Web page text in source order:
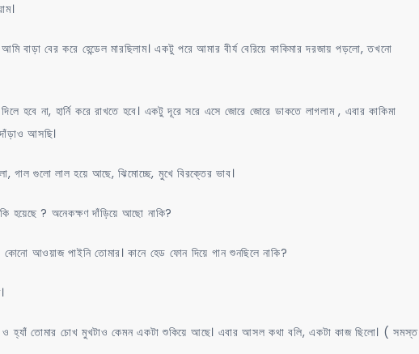
বাড়া বের করে হেন্ডেল মারছিলাম। একটু পরে আমার বীর্য বেরিয়ে কাকিমার দরজায় পড়লো, তখনো
হবে না, হার্নি করে রাখতে হবে। একটু দূরে সরে এসে জোরে জোরে ডাকতে লাগলাম , এবার কাকিমা
আসছি।
গাল গুলো লাল হয়ে আছে, ঝিমোচ্ছে, মুখে বিরক্তের ভাব।
? অনেকক্ষণ দাঁড়িয়ে আছো নাকি?
আওয়াজ পাইনি তোমার। কানে হেড ফোন দিয়ে গান শুনছিলে নাকি?
ও হ্যাঁ তোমার চোখ মুখটাও কেমন একটা শুকিয়ে আছে। এবার আসল কথা বলি, একটা কাজ ছিলো। ( সমস্ত